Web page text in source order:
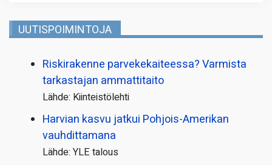
UUTISPOIMINTOJA
Riskirakenne parvekekaiteessa? Varmista
tarkastajan ammattitaito
Lähde: Kiinteistölehti
Harvian kasvu jatkui Pohjois-Amerikan
vauhdittamana
Lähde: YLE talous